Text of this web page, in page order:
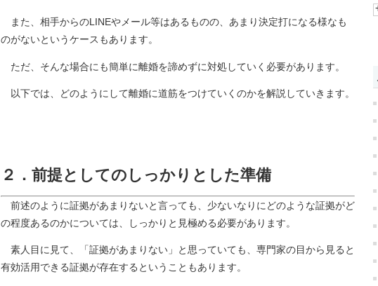
また、相手からのLINEやメール等はあるものの、あまり決定打になる様なも
のがないというケースもあります。
ただ、そんな場合にも簡単に離婚を諦めずに対処していく必要があります。
以下では、どのようにして離婚に道筋をつけていくのかを解説していきます。
２．前提としてのしっかりとした準備
前述のように証拠があまりないと言っても、少ないなりにどのような証拠がど
の程度あるのかについては、しっかりと見極める必要があります。
素人目に見て、「証拠があまりない」と思っていても、専門家の目から見ると
有効活用できる証拠が存在するということもあります。